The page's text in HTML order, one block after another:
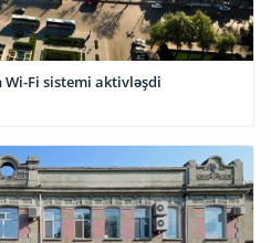
İctimai yerlərdə quraşdırılan Wi-Fi sistemi aktivləşdi